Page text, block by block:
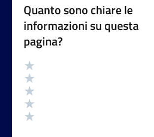
Quanto sono chiare le
informazioni su questa
pagina?
Valutazione